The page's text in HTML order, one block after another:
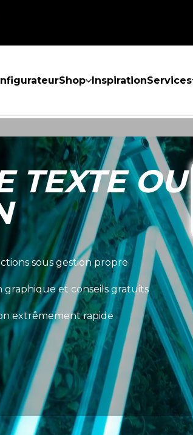
Shop InspirationServices
TEXTE OU
sous gestion propre
graphique et conseils gratuits
extrêmement rapide